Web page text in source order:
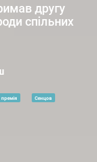
другу
спільних
премія Сенцов